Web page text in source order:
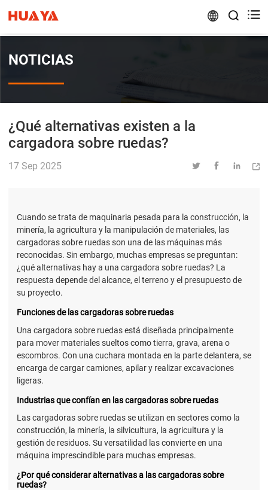
 
NOTICIAS
¿Qué alternativas existen a la
cargadora sobre ruedas?
17 Sep 2025    
Cuando se trata de maquinaria pesada para la construcción, la
minería, la agricultura y la manipulación de materiales, las
cargadoras sobre ruedas son una de las máquinas más
reconocidas. Sin embargo, muchas empresas se preguntan:
¿qué alternativas hay a una cargadora sobre ruedas? La
respuesta depende del alcance, el terreno y el presupuesto de
su proyecto.
Funciones de las cargadoras sobre ruedas
Una cargadora sobre ruedas está diseñada principalmente
para mover materiales sueltos como tierra, grava, arena o
escombros. Con una cuchara montada en la parte delantera, se
encarga de cargar camiones, apilar y realizar excavaciones
ligeras.
Industrias que confían en las cargadoras sobre ruedas
Las cargadoras sobre ruedas se utilizan en sectores como la
construcción, la minería, la silvicultura, la agricultura y la
gestión de residuos. Su versatilidad las convierte en una
máquina imprescindible para muchas empresas.
¿Por qué considerar alternativas a las cargadoras sobre
ruedas?